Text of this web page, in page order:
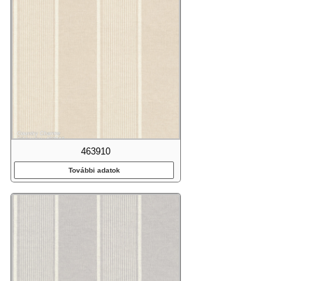
463910
További adatok